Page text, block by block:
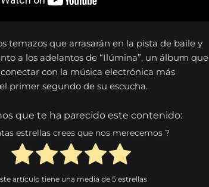
temazos que arrasarán en la pista de baile y
a los adelantos de “Ilúmina”, un álbum que
con la música electrónica más
primer segundo de su escucha.
que te ha parecido este contenido:
estrellas crees que nos merecemos ?
artículo tiene una media de5 estrellas